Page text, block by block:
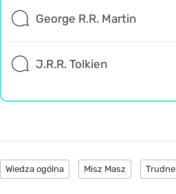
George R.R. Martin
J.R.R. Tolkien
Wiedza ogólna Misz Masz Trudne